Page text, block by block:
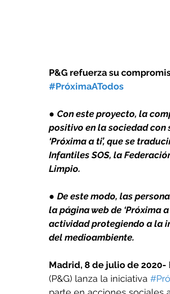
P&G refuerza su
#PróximaATodos
● Con este proyecto, la
positivo en la sociedad
‘Próxima a ti’, que se
Infantiles SOS, la
Limpio.
● De este modo, las
la página web de ‘Próxima
actividad protegiendo a la
del medioambiente.
Madrid, 8 de julio de 2020-
(P&G) lanza la iniciativa